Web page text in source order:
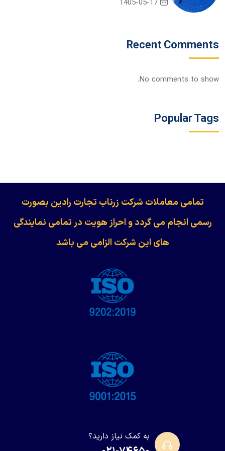
1405-05-17
Recent Comments
No comments to show.
Popular Tags
​​​​​​تمامی معاملات شرکت زرناب تجارت رادین بصورت
رسمی انجام می گردد و احراز هویت در تمامی نمایندگی
های این شرکت الزامی می باشد
به کمک نیاز دارید؟